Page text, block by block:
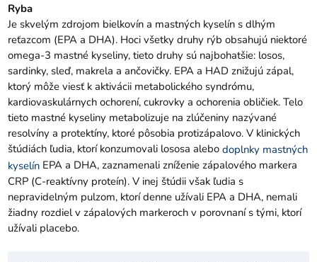
Ryba
Je skvelým zdrojom bielkovín a mastných kyselín s dlhým
reťazcom (EPA a DHA). Hoci všetky druhy rýb obsahujú niektoré
omega-3 mastné kyseliny, tieto druhy sú najbohatšie: losos,
sardinky, sleď, makrela a ančovičky. EPA a HAD znižujú zápal,
ktorý môže viesť k aktivácii metabolického syndrómu,
kardiovaskulárnych ochorení, cukrovky a ochorenia obličiek. Telo
tieto mastné kyseliny metabolizuje na zlúčeniny nazývané
resolvíny a protektíny, ktoré pôsobia protizápalovo. V klinických
štúdiách ľudia, ktorí konzumovali lososa alebodoplnky mastných
kyselín EPA a DHA, zaznamenali zníženie zápalového markera
CRP (C-reaktívny proteín). V inej štúdii však ľudia s
nepravidelným pulzom, ktorí denne užívali EPA a DHA, nemali
žiadny rozdiel v zápalových markeroch v porovnaní s tými, ktorí
užívali placebo.